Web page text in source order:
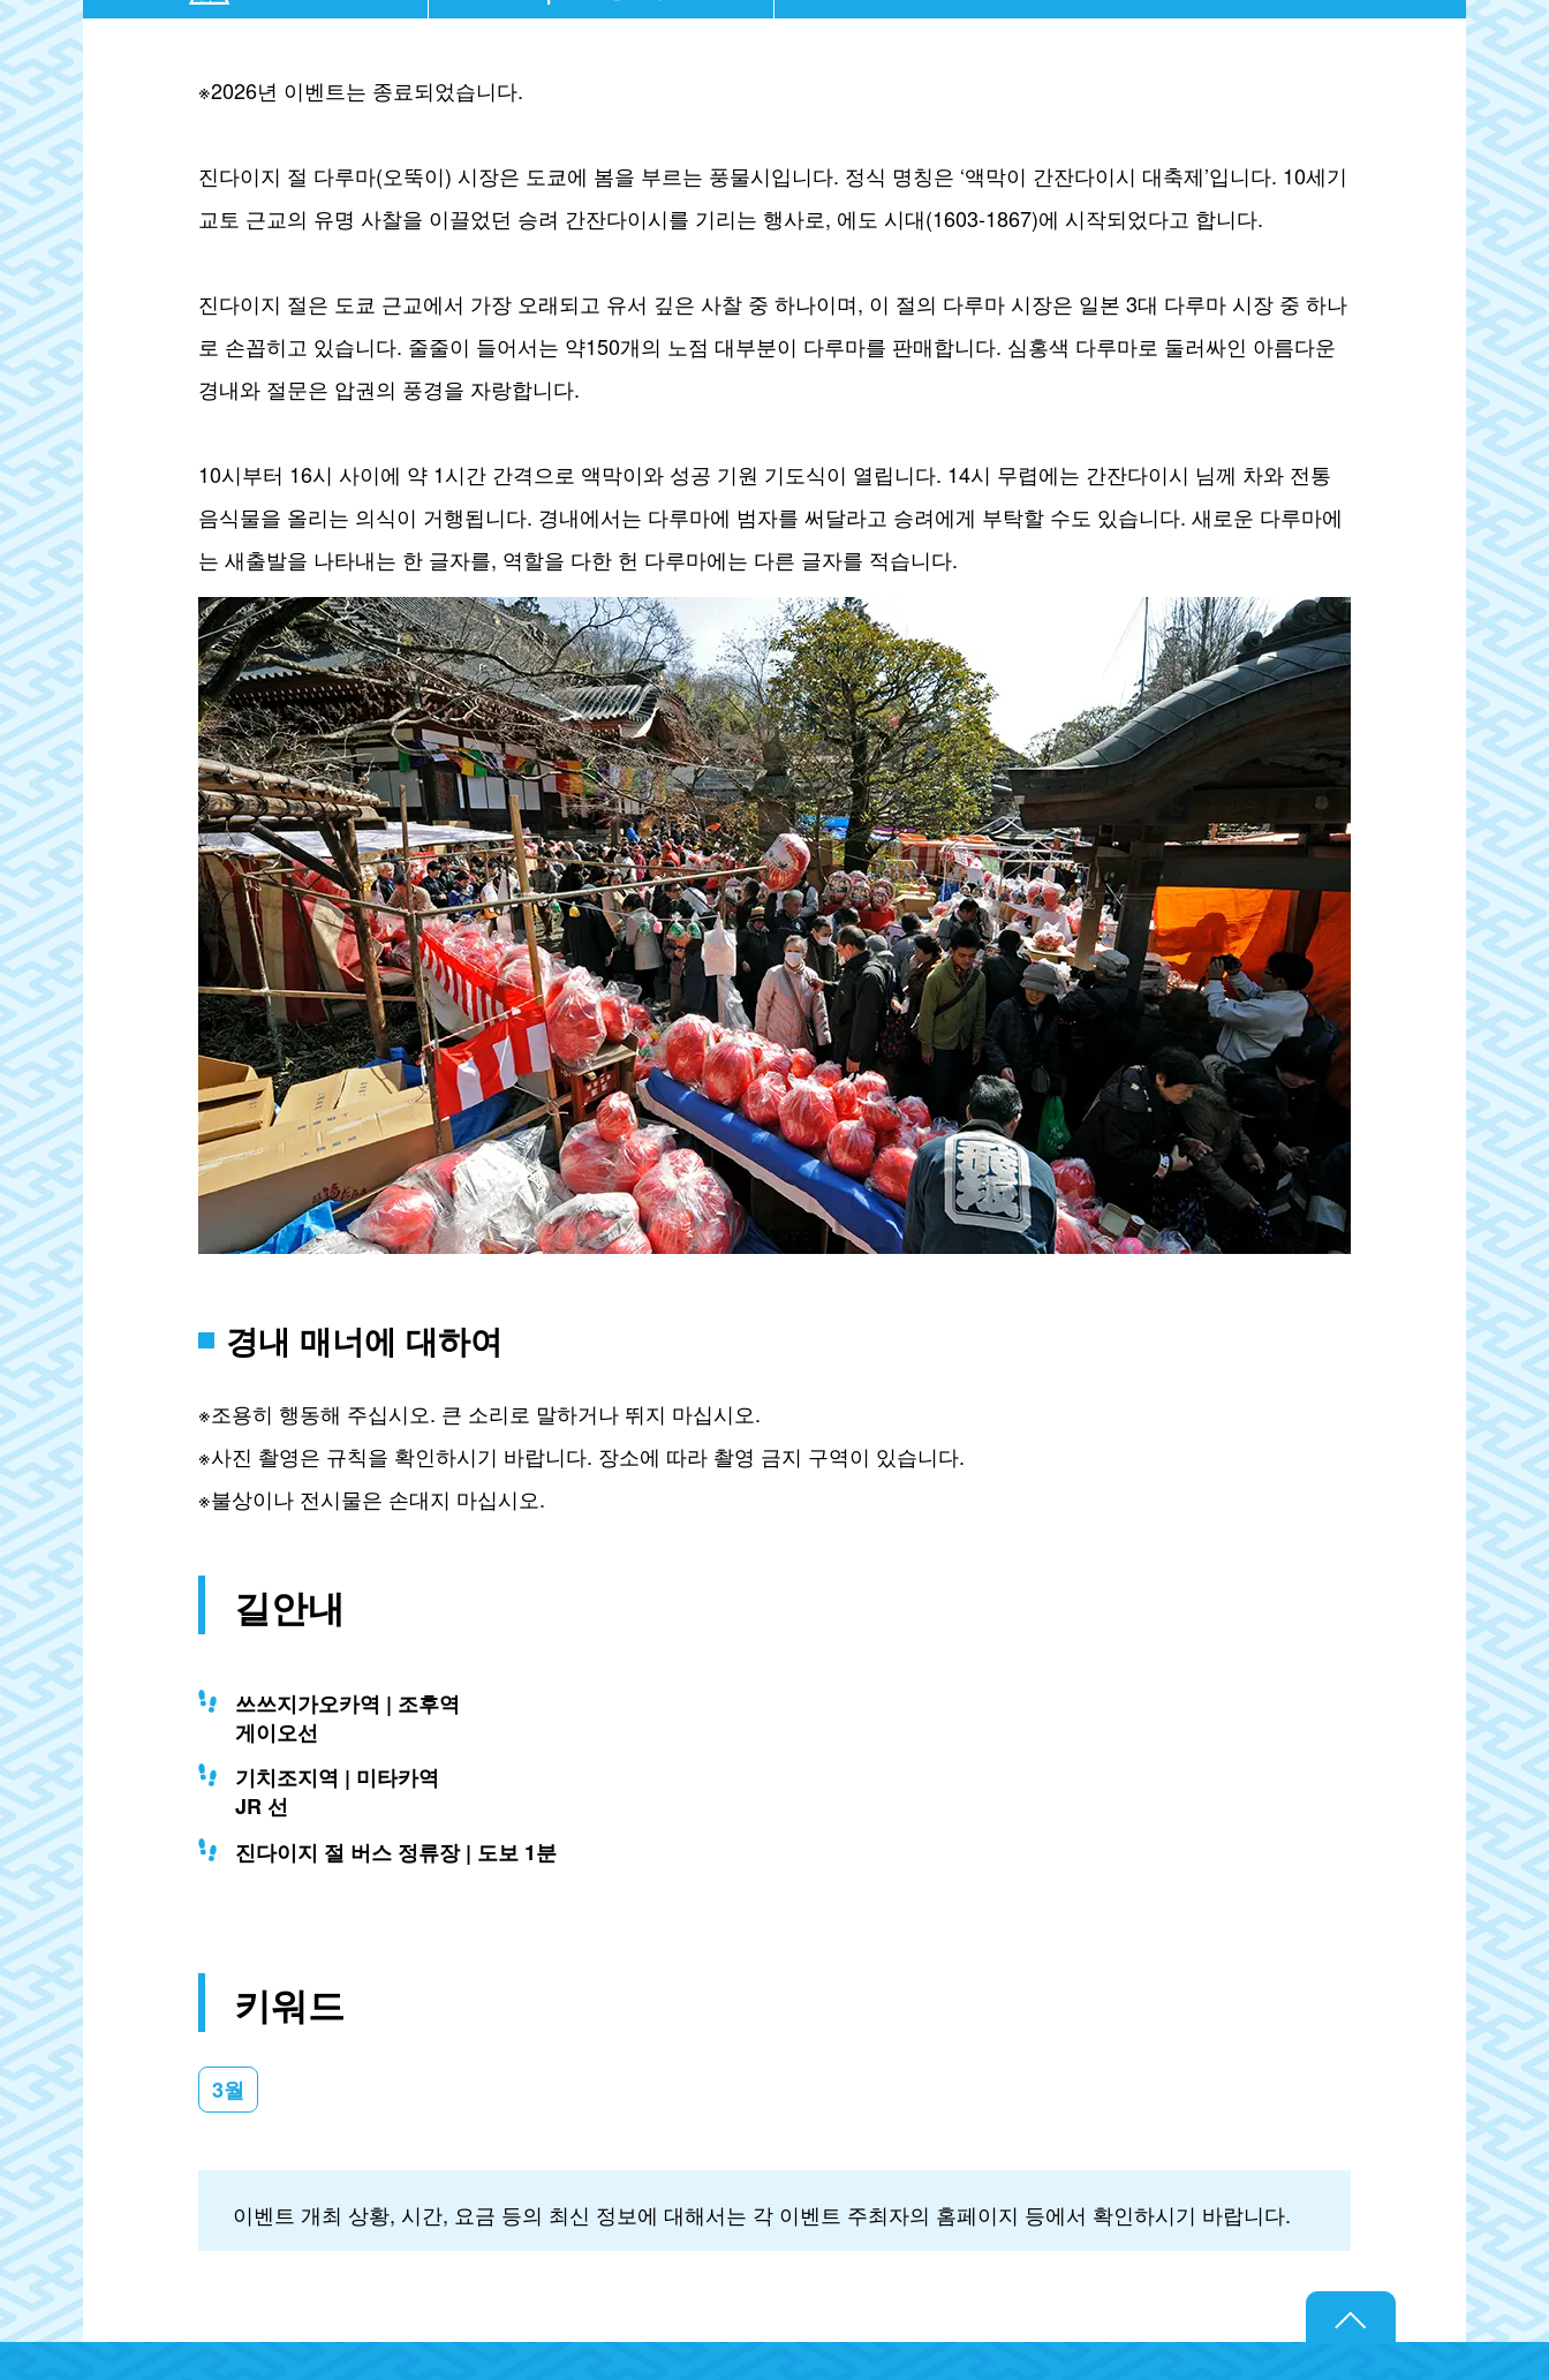
※2026년 이벤트는 종료되었습니다.
진다이지 절 다루마(오뚝이) 시장은 도쿄에 봄을 부르는 풍물시입니다. 정식 명칭은 ‘액막이 간잔다이시 대축제’입니다. 10세기
교토 근교의 유명 사찰을 이끌었던 승려 간잔다이시를 기리는 행사로, 에도 시대(1603-1867)에 시작되었다고 합니다.
진다이지 절은 도쿄 근교에서 가장 오래되고 유서 깊은 사찰 중 하나이며, 이 절의 다루마 시장은 일본 3대 다루마 시장 중 하나
로 손꼽히고 있습니다. 줄줄이 들어서는 약150개의 노점 대부분이 다루마를 판매합니다. 심홍색 다루마로 둘러싸인 아름다운
경내와 절문은 압권의 풍경을 자랑합니다.
10시부터 16시 사이에 약 1시간 간격으로 액막이와 성공 기원 기도식이 열립니다. 14시 무렵에는 간잔다이시 님께 차와 전통
음식물을 올리는 의식이 거행됩니다. 경내에서는 다루마에 범자를 써달라고 승려에게 부탁할 수도 있습니다. 새로운 다루마에
는 새출발을 나타내는 한 글자를, 역할을 다한 헌 다루마에는 다른 글자를 적습니다.
경내 매너에 대하여
※조용히 행동해 주십시오. 큰 소리로 말하거나 뛰지 마십시오.
※사진 촬영은 규칙을 확인하시기 바랍니다. 장소에 따라 촬영 금지 구역이 있습니다.
※불상이나 전시물은 손대지 마십시오.
길안내
쓰쓰지가오카역 | 조후역
게이오선
기치조지역 | 미타카역
JR 선
진다이지 절 버스 정류장 | 도보 1분
키워드
3월
이벤트 개최 상황, 시간, 요금 등의 최신 정보에 대해서는 각 이벤트 주최자의 홈페이지 등에서 확인하시기 바랍니다.